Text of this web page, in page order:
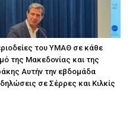
του ΥΜΑΘ σε κάθε
της Μακεδονίας και της
Αυτήν την εβδομάδα
σε Σέρρες και Κιλκίς